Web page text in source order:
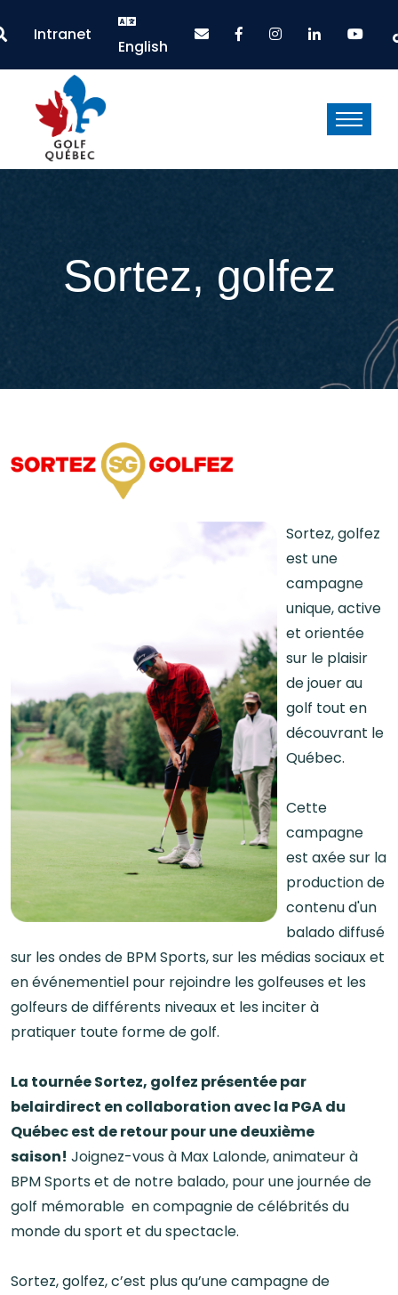
Intranet
English
Sortez, golfez
Sortez, golfez
est une
campagne
unique, active
et orientée
sur le plaisir
de jouer au
golf tout en
découvrant le
Québec.
Cette
campagne
est axée sur la
production de
contenu d'un
balado diffusé
sur les ondes de BPM Sports, sur les médias sociaux et
en événementiel pour rejoindre les golfeuses et les
golfeurs de différents niveaux et les inciter à
pratiquer toute forme de golf.
La tournée Sortez, golfez présentée par
belairdirect en collaboration avec la PGA du
Québec est de retour pour une deuxième
saison! Joignez-vous à Max Lalonde, animateur à
BPM Sports et de notre balado, pour une journée de
golf mémorable en compagnie de célébrités du
monde du sport et du spectacle.
Sortez, golfez, c’est plus qu’une campagne de